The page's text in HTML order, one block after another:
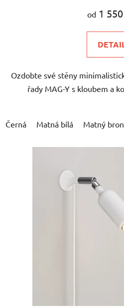
od1 550
Ozdobte své stěny
řady MAG-Y s kloubem a
Černá Matná bílá Matný